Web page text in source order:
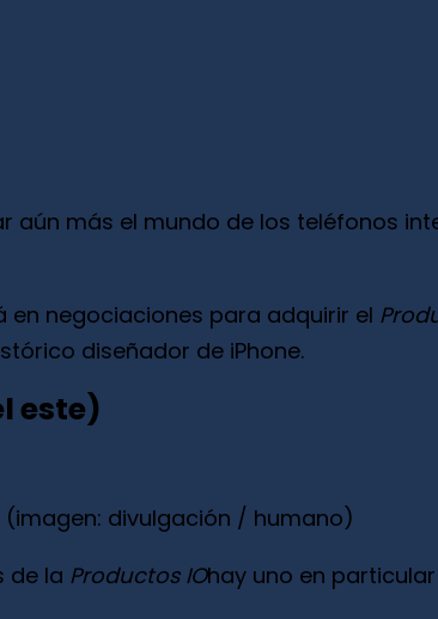
más el mundo de los teléfonos
en negociaciones para adquirir el
diseñador de iPhone.
este)
divulgación / humano)
de la Productos IOhay uno en